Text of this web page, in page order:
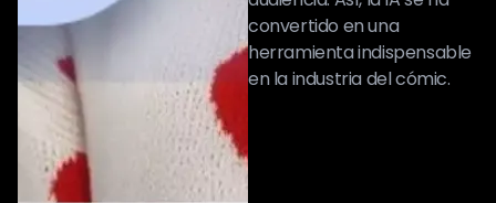
convertido en una
herramienta indispensable
en la industria del cómic.